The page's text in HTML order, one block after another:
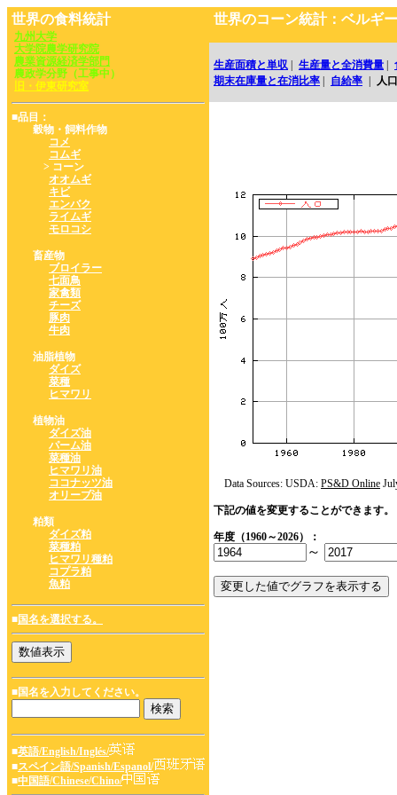
世界の食料統計
九州大学
大学院農学研究院
農業資源経済学部門
農政学分野（工事中）
旧・伊東研究室
■品目：
穀物・飼料作物
コメ
コムギ
> コーン
オオムギ
キビ
エンバク
ライムギ
モロコシ
畜産物
ブロイラー
七面鳥
家禽類
チーズ
豚肉
牛肉
油脂植物
ダイズ
菜種
ヒマワリ
植物油
ダイズ油
パーム油
菜種油
ヒマワリ油
ココナッツ油
オリーブ油
粕類
ダイズ粕
菜種粕
ヒマワリ種粕
コプラ粕
魚粕
■国名を選択する。
■国名を入力してください。
■英語/English/Inglés/
■スペイン語/Spanish/Espanol/
■中国語/Chinese/Chino/
世界のコーン統計：ベルギ
生産面積と単収 生産量と全消費量
期末在庫量と在消比率
自給率 人口
Data Sources: USDA: PS&D Online
下記の値を変更することができます。
年度（1960～2026）：
～